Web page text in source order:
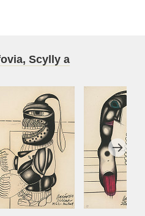
Scylly a